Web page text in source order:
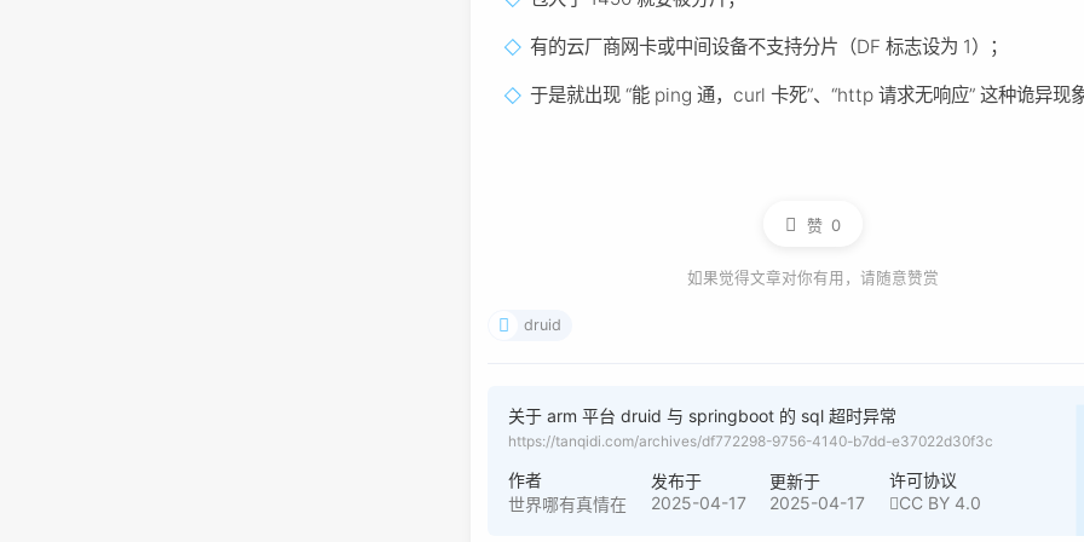
有的云厂商网卡或中间设备不支持分片（DF 标志设为 1）；
于是就出现 “能 ping 通，curl 卡死”、“http 请求无响应” 这种诡异现
赞 0
如果觉得文章对你有用，请随意赞赏
druid
关于 arm 平台 druid 与 springboot 的 sql 超时异常
https://tanqidi.com/archives/df772298-9756-4140-b7dd-e37022d30f3c
作者
世界哪有真情在
发布于
2025-04-17
更新于
2025-04-17
许可协议
CC BY 4.0